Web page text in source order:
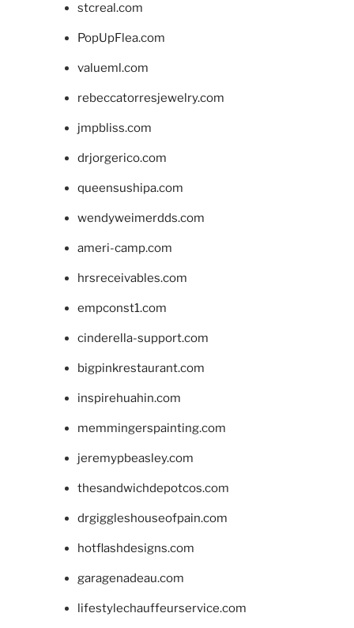
stcreal.com
PopUpFlea.com
valueml.com
rebeccatorresjewelry.com
jmpbliss.com
drjorgerico.com
queensushipa.com
wendyweimerdds.com
ameri-camp.com
hrsreceivables.com
empconst1.com
cinderella-support.com
bigpinkrestaurant.com
inspirehuahin.com
memmingerspainting.com
jeremypbeasley.com
thesandwichdepotcos.com
drgiggleshouseofpain.com
hotflashdesigns.com
garagenadeau.com
lifestylechauffeurservice.com